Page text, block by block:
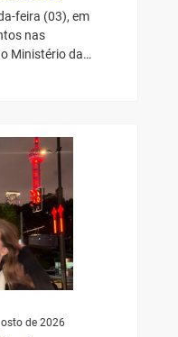
feira (03), em
nas
Ministério da…
de 2026